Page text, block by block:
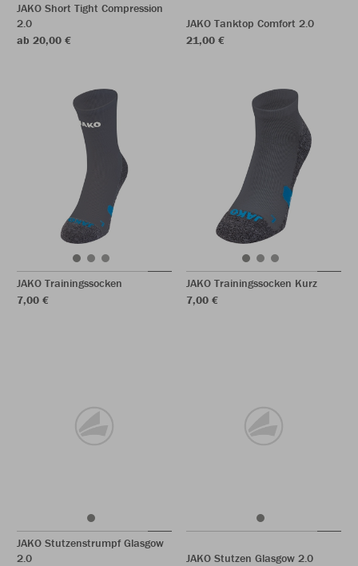
JAKO Short Tight Compression
2.0
ab 20,00 €
JAKO Tanktop Comfort 2.0
21,00 €
JAKO Trainingssocken
7,00 €
JAKO Trainingssocken Kurz
7,00 €
JAKO Stutzenstrumpf Glasgow
2.0
JAKO Stutzen Glasgow 2.0